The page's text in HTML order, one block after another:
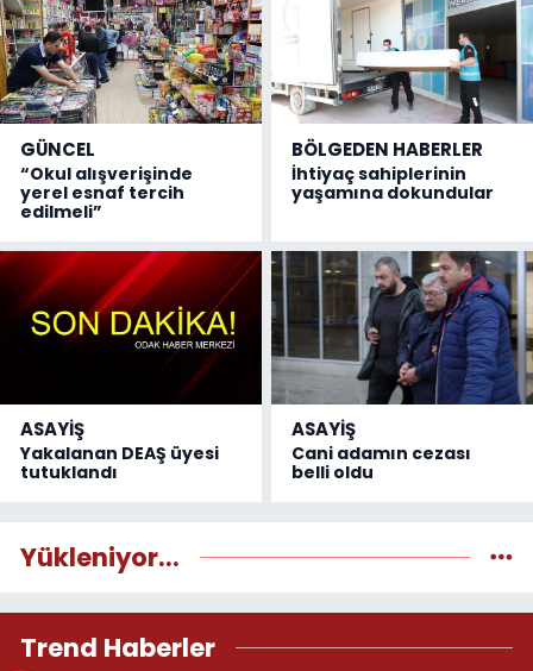
GÜNCEL
“Okul alışverişinde
yerel esnaf tercih
edilmeli”
BÖLGEDEN HABERLER
İhtiyaç sahiplerinin
yaşamına dokundular
ASAYİŞ
Yakalanan DEAŞ üyesi
tutuklandı
ASAYİŞ
Cani adamın cezası
belli oldu
Yükleniyor...
Trend Haberler